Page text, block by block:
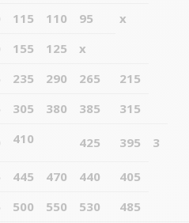
115 110 95
x
155 125
x
235 290 265
215
305 380 385 315
410 425 395 3
445 470 440
405
500 550 530 485